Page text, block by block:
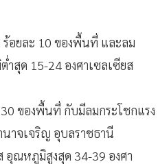
อยละ 10 ของพื้นที่ และลม
สุด 15-24 องศาเซลเซียส
ของพื้นที่ กับมีลมกระโชกแรง
าจเจริญ อุบลราชธานี
อุณหภูมิสูงสุด 34-39 องศา